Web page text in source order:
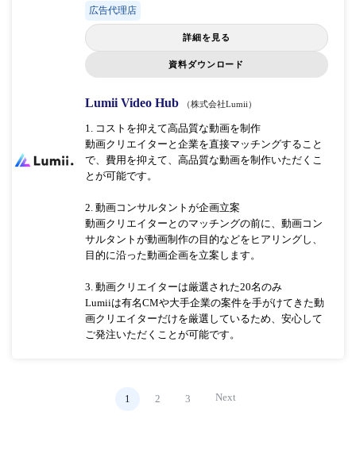
広告代理店
詳細を見る
資料ダウンロード
Lumii Video Hub （株式会社Lumii）
1. コストを抑えて高品質な動画を制作
動画クリエイターと企業を直接マッチングすること
で、費用を抑えて、高品質な動画を制作いただくこ
とが可能です。
2. 動画コンサルタントが企画立案
動画クリエイターとのマッチングの前に、動画コン
サルタントが動画制作の目的などをヒアリングし、
目的に沿った動画企画を立案します。
3. 動画クリエイターは厳選された20名のみ
Lumiiは有名CMや大手企業の案件を手がけてきた動
画クリエイターだけを厳選しているため、安心して
ご発注いただくことが可能です。
1 2 3 Next